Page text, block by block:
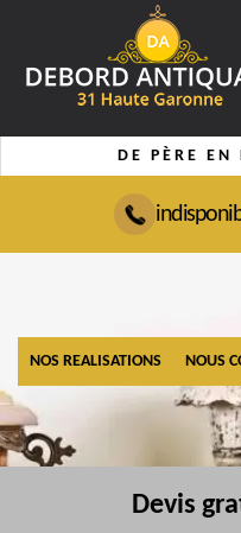
DE PÈRE
NOS REALISATIONS NOUS
Devis